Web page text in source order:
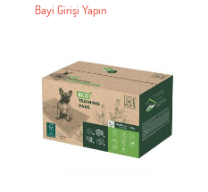
Bayi Girişi Yapın